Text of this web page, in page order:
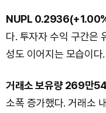
NUPL
다. 투자자 수익 구간은
성도 이어지는 모습이다.
거래소 보유량 269만
소폭 증가했다. 거래소